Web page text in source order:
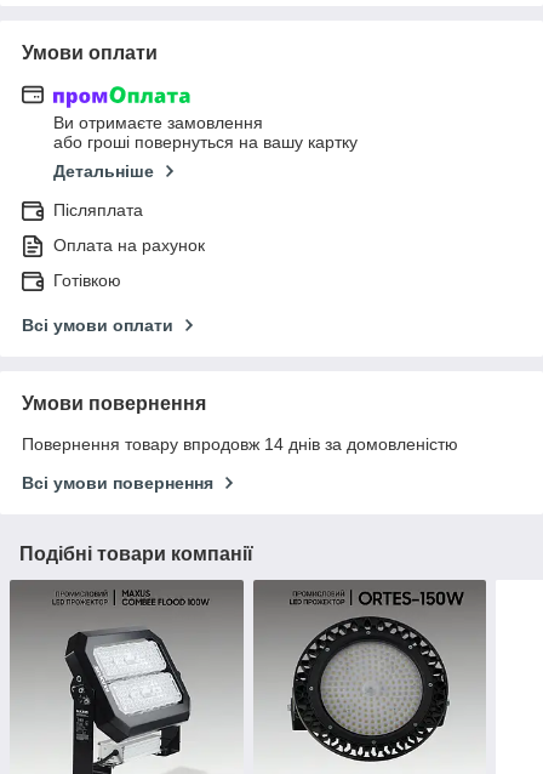
Умови оплати
Ви отримаєте замовлення
або гроші повернуться на вашу картку
Детальніше
Післяплата
Оплата на рахунок
Готівкою
Всі умови оплати
Умови повернення
Повернення товару впродовж 14 днів за домовленістю
Всі умови повернення
Подібні товари компанії